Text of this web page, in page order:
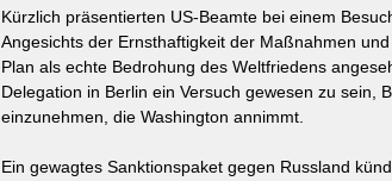
Kürzlich präsentierten US-Beamte bei einem
Angesichts der Ernsthaftigkeit der Maßnahmen
Plan als echte Bedrohung des Weltfriedens
Delegation in Berlin ein Versuch gewesen zu sein,
einzunehmen, die Washington annimmt.
Ein gewagtes Sanktionspaket gegen Russland